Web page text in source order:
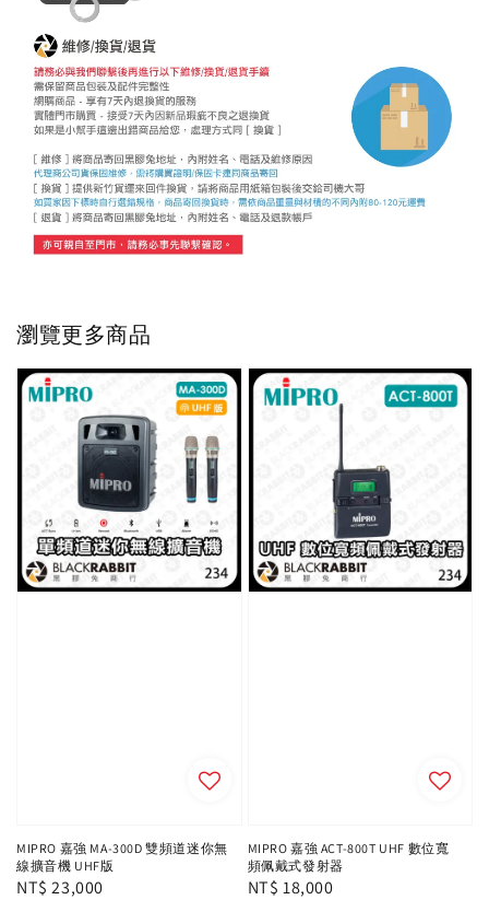
瀏覽更多商品
MIPRO 嘉強 MA-300D 雙頻道迷你無
線擴音機 UHF版
Regular
NT$ 23,000
MIPRO 嘉強 ACT-800T UHF 數位寬
頻佩戴式發射器
Regular
NT$ 18,000